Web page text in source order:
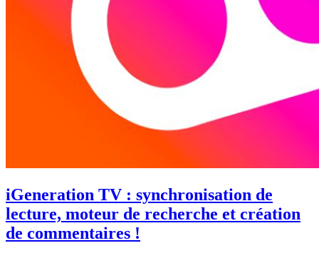
iGeneration TV : synchronisation de
lecture, moteur de recherche et création
de commentaires !